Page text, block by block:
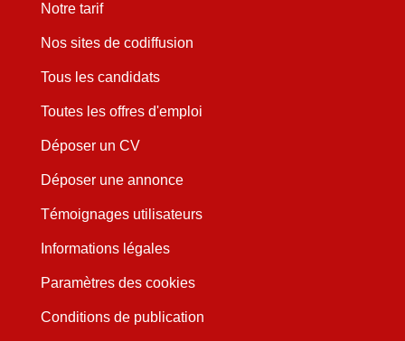
Notre tarif
Nos sites de codiffusion
Tous les candidats
Toutes les offres d'emploi
Déposer un CV
Déposer une annonce
Témoignages utilisateurs
Informations légales
Paramètres des cookies
Conditions de publication